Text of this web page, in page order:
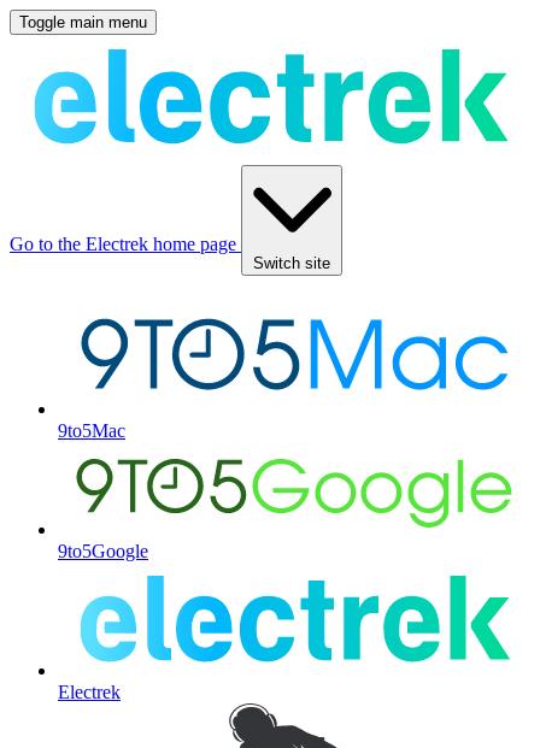
Toggle main menu
Go to the Electrek home page
Switch site
9to5Mac
9to5Google
Electrek